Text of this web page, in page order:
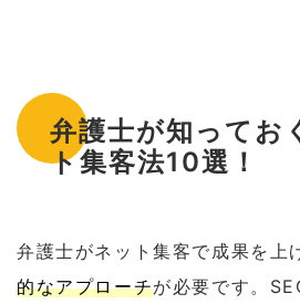
弁護士が知ってお
ト集客法10選！
弁護士がネット集客で成果を上
的なアプローチが必要です。